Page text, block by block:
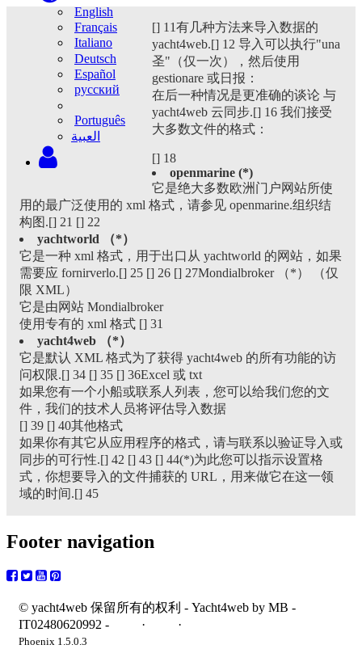
English
Français
Italiano
Deutsch
Español
русский
Português
‫العبية
[] 11有几种方法来导入数据的
yacht4web.[] 12 导入可以执行"una
圣"（仅一次），然后使用
gestionare 或日报：
在后一种情况是更准确的谈论 与
yacht4web 云同步.[] 16 我们接受
大多数文件的格式：
[] 18
openmarine (*)
它是绝大多数欧洲门户网站所使
用的最广泛使用的 xml 格式，请参见 openmarine.组织结
构图.[] 21 [] 22
yachtworld （*）
它是一种 xml 格式，用于出口从 yachtworld 的网站，如果
需要应 fornirverlo.[] 25 [] 26 [] 27Mondialbroker （*） （仅
限 XML）
它是由网站 Mondialbroker
使用专有的 xml 格式 [] 31
yacht4web （*）
它是默认 XML 格式为了获得 yacht4web 的所有功能的访
问权限.[] 34 [] 35 [] 36Excel 或 txt
如果您有一个小船或联系人列表，您可以给我们您的文
件，我们的技术人员将评估导入数据
[] 39 [] 40其他格式
如果你有其它从应用程序的格式，请与联系以验证导入或
同步的可行性.[] 42 [] 43 [] 44(*)为此您可以指示设置格
式，你想要导入的文件捕获的 URL，用来做它在这一领
域的时间.[] 45
Footer navigation
© yacht4web 保留所有的权利 - Yacht4web by MB -
IT02480620992 - · ·
Phoenix 1.5.0.3